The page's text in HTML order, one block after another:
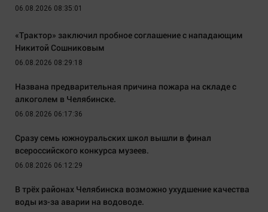
06.08.2026 08:35:01
«Трактор» заключил пробное соглашение с нападающим
Никитой Сошниковым
06.08.2026 08:29:18
Названа предварительная причина пожара на складе с
алкоголем в Челябинске.
06.08.2026 06:17:36
Сразу семь южноуральских школ вышли в финал
всероссийского конкурса музеев.
06.08.2026 06:12:29
В трёх районах Челябинска возможно ухудшение качества
воды из-за аварии на водоводе.